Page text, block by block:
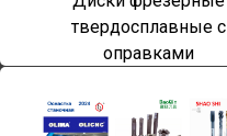
твердосплавные с
оправками